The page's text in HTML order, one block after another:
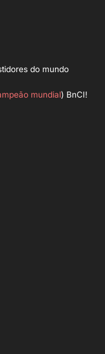
do mundo
mundial) BnCI!